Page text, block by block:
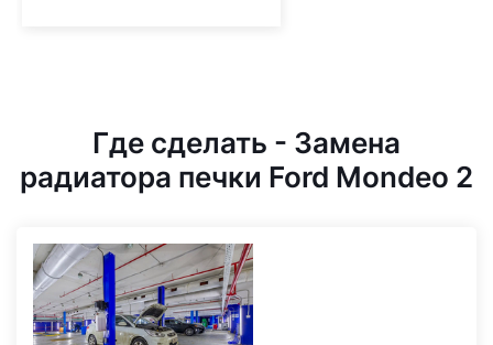
Где сделать - Замена
радиатора печки Ford Mondeo 2